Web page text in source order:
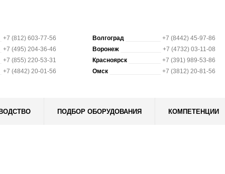
+7 (812) 603-77-56
+7 (495) 204-36-46
+7 (855) 220-53-31
+7 (4842) 20-01-56
Волгоград
+7 (8442) 45-97-86
Воронеж
+7 (4732) 03-11-08
Красноярск
+7 (391) 989-53-86
Омск
+7 (3812) 20-81-56
ПОДБОР ОБОРУДОВАНИЯ КОМПЕТЕНЦИИ